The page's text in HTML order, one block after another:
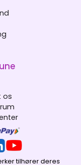
os
tilhører deres